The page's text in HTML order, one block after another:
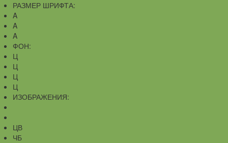
РАЗМЕР ШРИФТА:
A
A
A
ФОН:
Ц
Ц
Ц
Ц
ИЗОБРАЖЕНИЯ:
ЦВ
ЧБ